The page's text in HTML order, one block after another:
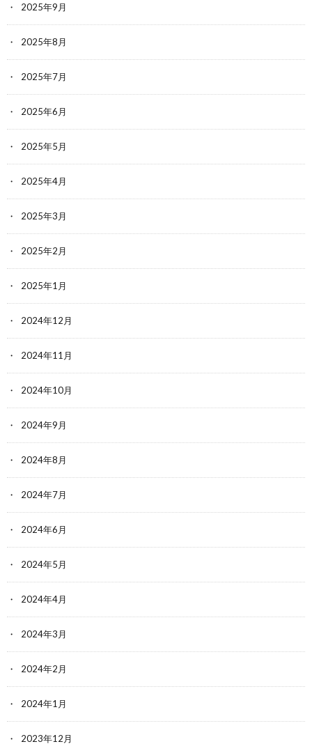
2025年9月
2025年8月
2025年7月
2025年6月
2025年5月
2025年4月
2025年3月
2025年2月
2025年1月
2024年12月
2024年11月
2024年10月
2024年9月
2024年8月
2024年7月
2024年6月
2024年5月
2024年4月
2024年3月
2024年2月
2024年1月
2023年12月